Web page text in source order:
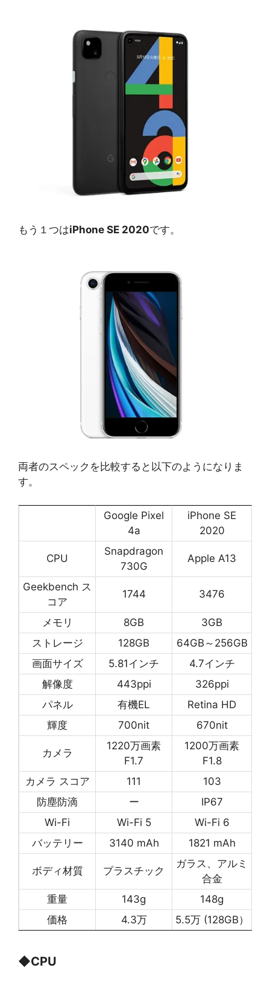
もう１つはiPhone SE 2020です。
両者のスペックを比較すると以下のようになりま
す。
Google Pixel
4a
iPhone SE
2020
CPU
Snapdragon
730G
Apple A13
Geekbench ス
コア
1744 3476
メモリ 8GB
3GB
ストレージ
128GB
64GB～256GB
画面サイズ
5.81インチ
4.7インチ
解像度
443ppi
326ppi
パネル
有機EL
Retina HD
輝度
700nit 670nit
カメラ
1220万画素
F1.7
1200万画素
F1.8
カメラ スコア
111
103
防塵防滴
ー
IP67
Wi-Fi
Wi-Fi 5
Wi-Fi 6
バッテリー
3140 mAh 1821 mAh
ボディ材質 プラスチック
ガラス、アルミ
合金
重量
143g
148g
価格
4.3万 5.5万 (128GB）
◆CPU